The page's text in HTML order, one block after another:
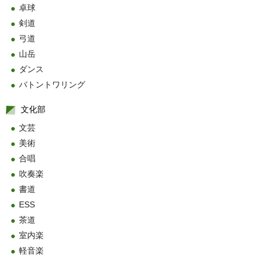
卓球
剣道
弓道
山岳
ダンス
バトントワリング
文化部
文芸
美術
合唱
吹奏楽
書道
ESS
茶道
室内楽
軽音楽